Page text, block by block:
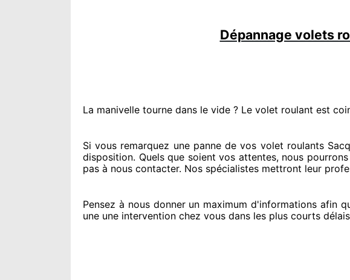
Dépannage volets
La manivelle tourne dans le vide ? Le volet roulant est
Si vous remarquez une panne de vos volet roulants
disposition. Quels que soient vos attentes, nous
pas à nous contacter. Nos spécialistes mettront leur
Pensez à nous donnerun maximum d'informations afin
une une intervention chez vous dans les plus courts